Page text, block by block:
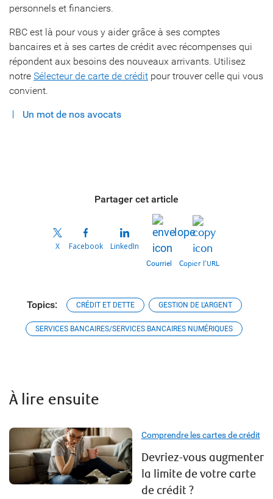
personnels et financiers.
RBC est là pour vous y aider grâce à ses comptes
bancaires et à ses cartes de crédit avec récompenses qui
répondent aux besoins des nouveaux arrivants. Utilisez
notre Sélecteur de carte de crédit pour trouver celle qui vous
convient.
Un mot de nos avocats
Partager cet article
X Facebook LinkedIn
Courriel Copier l’URL
Topics: CRÉDIT ET DETTE GESTION DE L'ARGENT
SERVICES BANCAIRES/SERVICES BANCAIRES NUMÉRIQUES
À lire ensuite
Comprendre les cartes de crédit
Devriez-vous augmenter
la limite de votre carte
de crédit ?